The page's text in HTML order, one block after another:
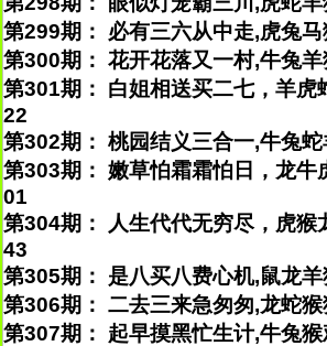
第299期： 必有三六从中走,虎兔
第300期： 花开花落又一村,牛兔
第301期： 白姐相送买二七，羊虎
22
第302期： 桃园结义三合一,牛兔
第303期： 嫩草怕霜霜怕日，龙牛
01
第304期： 人生代代无穷尽，虎猴
43
第305期： 是八买八费心机,鼠龙
第306期： 二去三来急匆匆,龙蛇
第307期： 起早摸黑忙生计,牛兔